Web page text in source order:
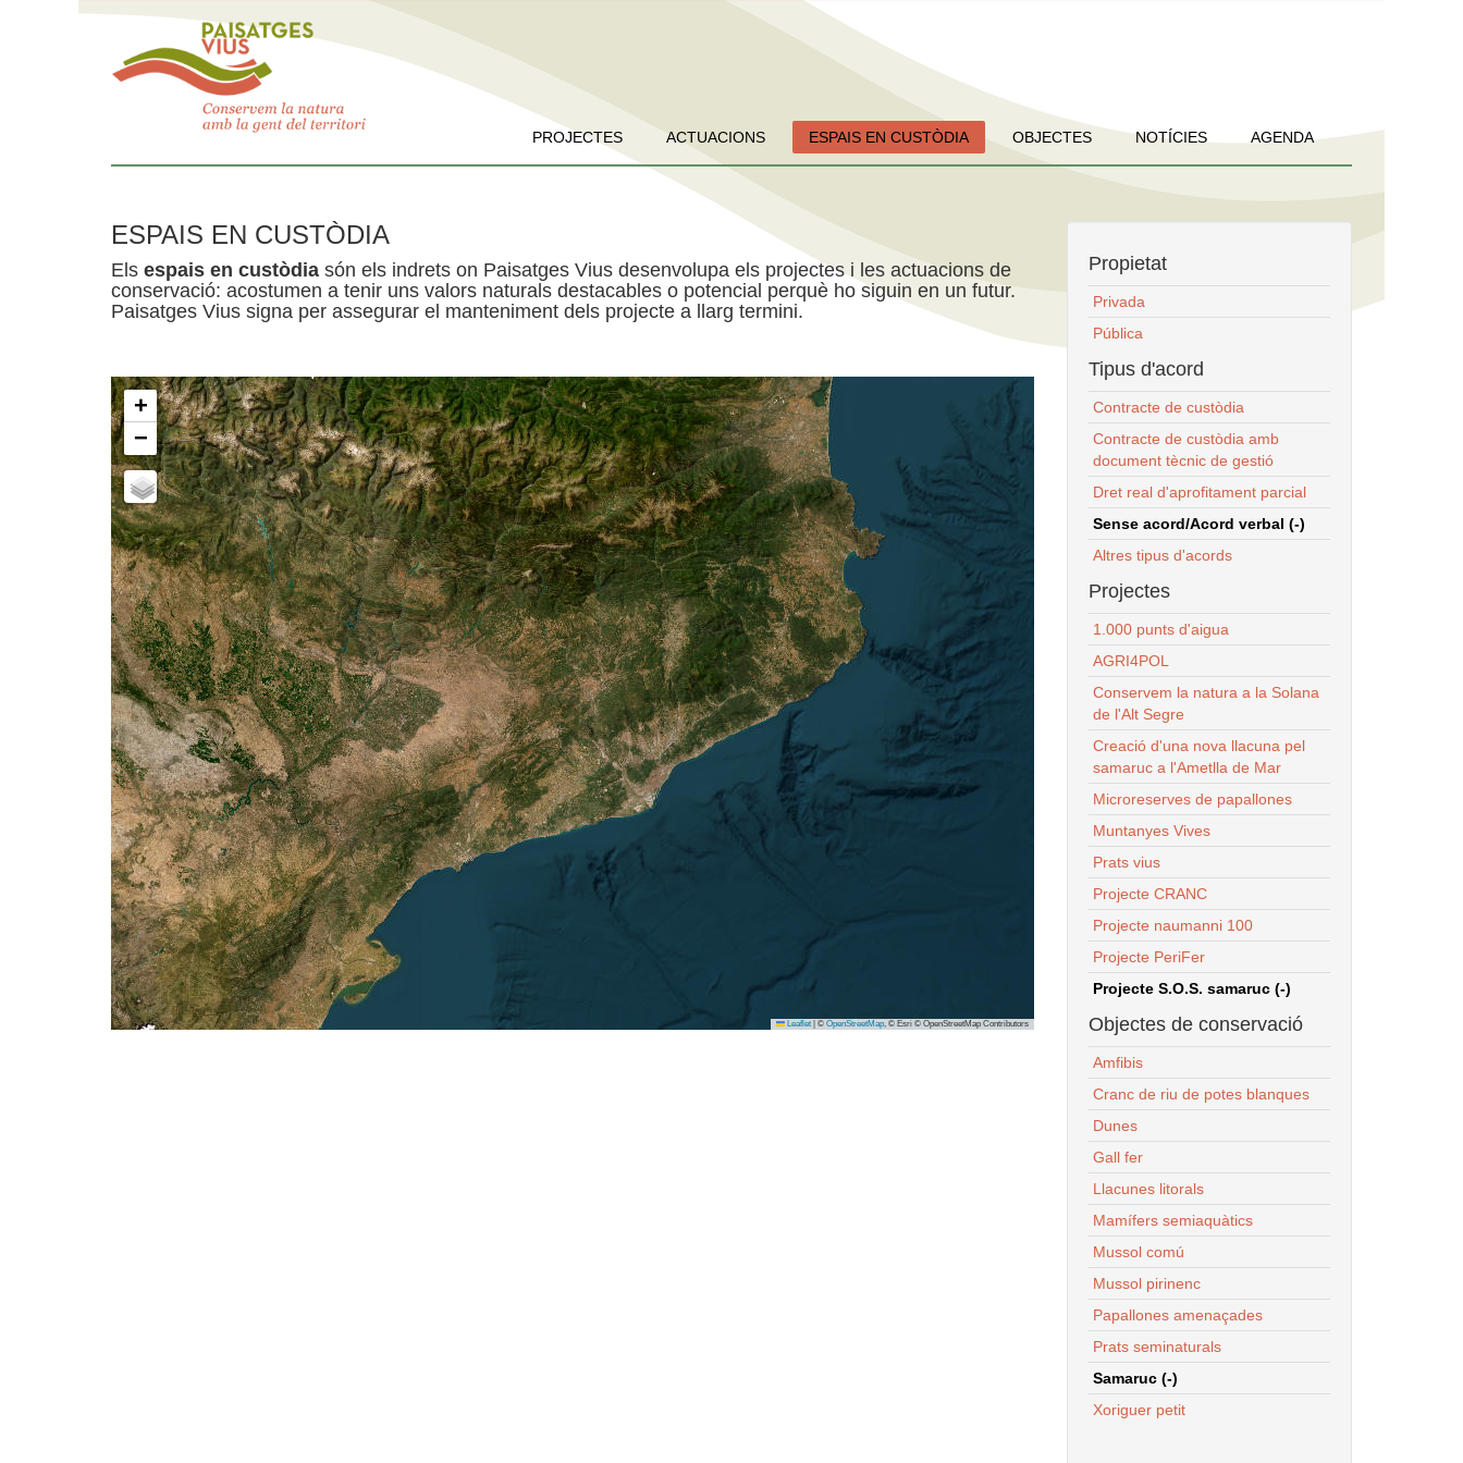
PROJECTES ACTUACIONS ESPAIS EN CUSTÒDIA OBJECTES NOTÍCIES AGENDA
ESPAIS EN CUSTÒDIA
Els espais en custòdia són els indrets on Paisatges Vius desenvolupa els projectes i les actuacions de
conservació: acostumen a tenir uns valors naturals destacables o potencial perquè ho siguin en un futur.
Paisatges Vius signa per assegurar el manteniment dels projecte a llarg termini.
+
−
Leaflet © OpenStreetMap, © Esri © OpenStreetMap Contributors
Propietat
Privada
Pública
Tipus d'acord
Contracte de custòdia
Contracte de custòdia amb
document tècnic de gestió
Dret real d'aprofitament parcial
Sense acord/Acord verbal (-)
Altres tipus d'acords
Projectes
1.000 punts d'aigua
AGRI4POL
Conservem la natura a la Solana
de l'Alt Segre
Creació d'una nova llacuna pel
samaruc a l'Ametlla de Mar
Microreserves de papallones
Muntanyes Vives
Prats vius
Projecte CRANC
Projecte naumanni 100
Projecte PeriFer
Projecte S.O.S. samaruc (-)
Objectes de conservació
Amfibis
Cranc de riu de potes blanques
Dunes
Gall fer
Llacunes litorals
Mamífers semiaquàtics
Mussol comú
Mussol pirinenc
Papallones amenaçades
Prats seminaturals
Samaruc (-)
Xoriguer petit